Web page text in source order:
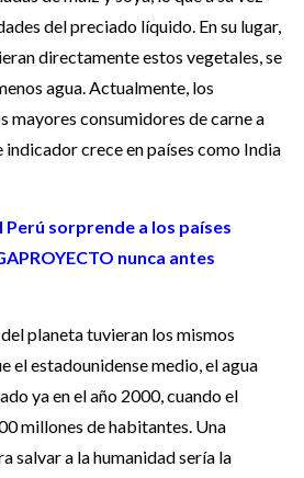
del preciado líquido. En su lugar,
directamente estos vegetales, se
agua. Actualmente, los
mayores consumidores de carne a
indicador crece en países como India
Perú sorprende a los países
nunca antes
planeta tuvieran los mismos
el estadounidense medio, el agua
ya en el año 2000, cuando el
millones de habitantes. Una
salvar a la humanidad sería la